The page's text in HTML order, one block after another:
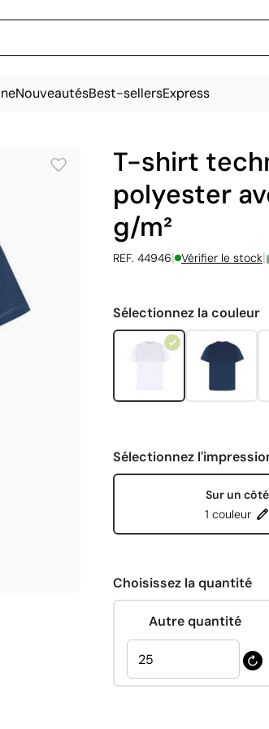
NouveautésBest-sellersExpress
T-shirt
polyester
g/m²
REF. 44946| Vérifier le stock|
Sélectionnez la couleur
Sélectionnez
Sur un côté
1 couleur
Choisissez la quantité
Autre quantité